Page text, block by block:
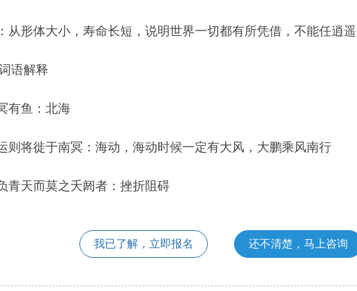
从形体大小，寿命长短，说明世界一切都有所凭借，不能任逍遥
语解释
有鱼：北海
则将徙于南冥：海动，海动时候一定有大风，大鹏乘风南行
青天而莫之夭阏者：挫折阻碍
我已了解，立即报名 还不清楚，马上咨询